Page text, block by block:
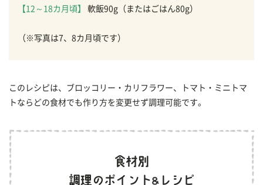
【12～18カ月頃】
軟飯90g（またはごはん80g）
（※写真は7、8カ月頃です）
このレシピは、ブロッコリー・カリフラワー、トマト・ミニトマ
トならどの食材でも作り方を変更せず調理可能です。